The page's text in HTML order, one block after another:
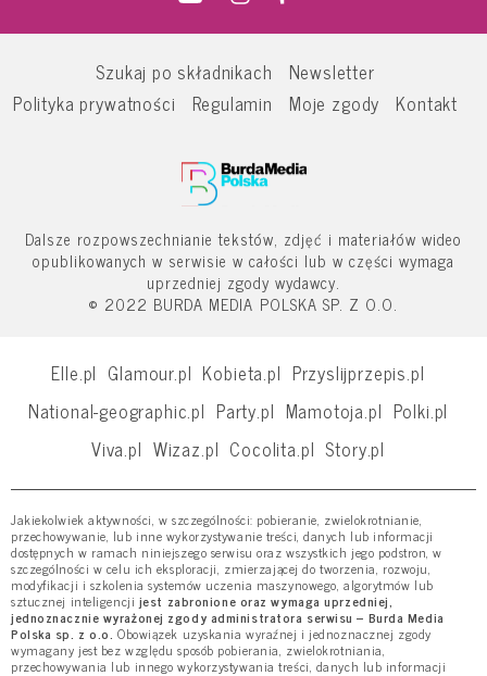
Szukaj po składnikach
Newsletter
Polityka prywatności
Regulamin Moje zgody Kontakt
Dalsze rozpowszechnianie tekstów, zdjęć i materiałów wideo
opublikowanych w serwisie w całości lub w części wymaga
uprzedniej zgody wydawcy.
© 2022 BURDA MEDIA POLSKA SP. Z O.O.
Elle.pl Glamour.pl Kobieta.pl Przyslijprzepis.pl
National-geographic.pl Party.pl Mamotoja.pl Polki.pl
Viva.pl Wizaz.pl Cocolita.pl Story.pl
Jakiekolwiek aktywności, w szczególności: pobieranie, zwielokrotnianie,
przechowywanie, lub inne wykorzystywanie treści, danych lub informacji
dostępnych w ramach niniejszego serwisu oraz wszystkich jego podstron, w
szczególności w celu ich eksploracji, zmierzającej do tworzenia, rozwoju,
modyfikacji i szkolenia systemów uczenia maszynowego, algorytmów lub
sztucznej inteligencji jest zabronione oraz wymaga uprzedniej,
jednoznacznie wyrażonej zgody administratora serwisu – Burda Media
Polska sp. z o.o. Obowiązek uzyskania wyraźnej i jednoznacznej zgody
wymagany jest bez względu sposób pobierania, zwielokrotniania,
przechowywania lub innego wykorzystywania treści, danych lub informacji